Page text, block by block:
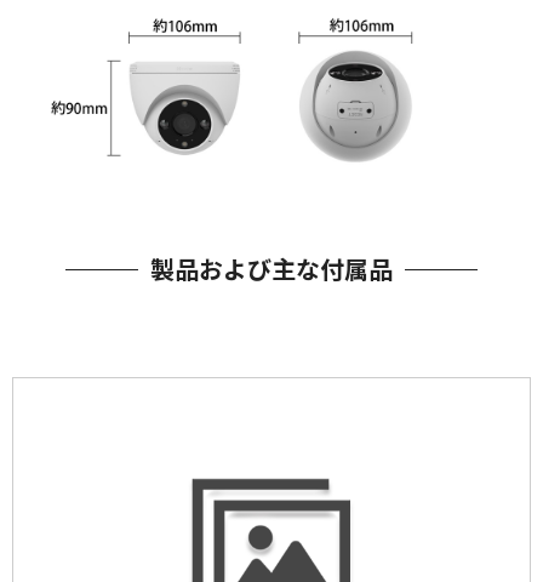
製品および主な付属品